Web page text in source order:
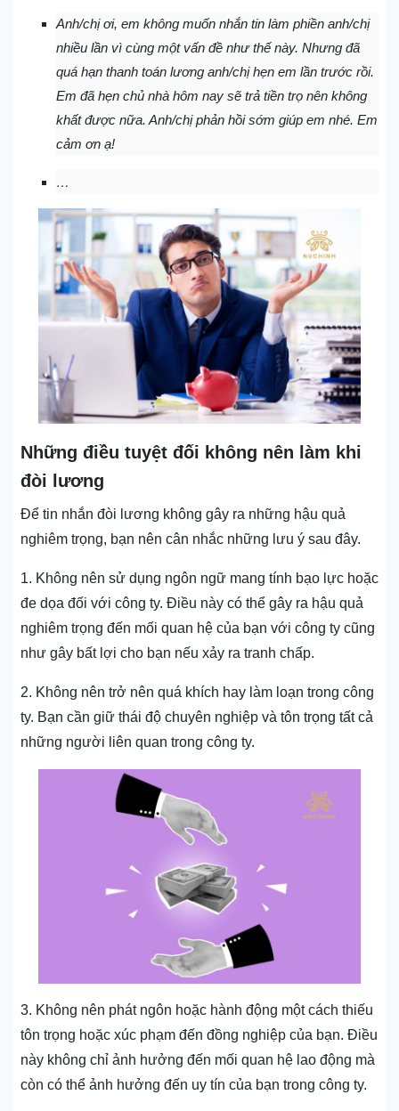
Anh/chị ơi, em không muốn nhắn tin làm phiền anh/chị
nhiều lần vì cùng một vấn đề như thế này. Nhưng đã
quá hạn thanh toán lương anh/chị hẹn em lần trước rồi.
Em đã hẹn chủ nhà hôm nay sẽ trả tiền trọ nên không
khất được nữa. Anh/chị phản hồi sớm giúp em nhé. Em
cảm ơn ạ!
…
Những điều tuyệt đối không nên làm khi
đòi lương
Để tin nhắn đòi lương không gây ra những hậu quả
nghiêm trọng, bạn nên cân nhắc những lưu ý sau đây.
1. Không nên sử dụng ngôn ngữ mang tính bạo lực hoặc
đe dọa đối với công ty. Điều này có thể gây ra hậu quả
nghiêm trọng đến mối quan hệ của bạn với công ty cũng
như gây bất lợi cho bạn nếu xảy ra tranh chấp.
2. Không nên trở nên quá khích hay làm loạn trong công
ty. Bạn cần giữ thái độ chuyên nghiệp và tôn trọng tất cả
những người liên quan trong công ty.
3. Không nên phát ngôn hoặc hành động một cách thiếu
tôn trọng hoặc xúc phạm đến đồng nghiệp của bạn. Điều
này không chỉ ảnh hưởng đến mối quan hệ lao động mà
còn có thể ảnh hưởng đến uy tín của bạn trong công ty.